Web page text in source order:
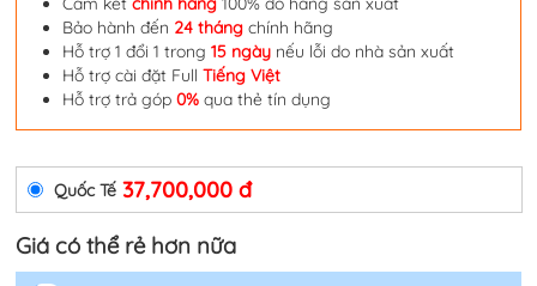
Bảo hành đến 24 tháng chính hãng
Hỗ trợ 1 đổi 1 trong15 ngày nếu lỗi do nhà sản xuất
Hỗ trợ cài đặt FullTiếng Việt
Hỗ trợ trả góp0% qua thẻ tín dụng
Quốc Tế 37,700,000 đ
Giá có thể rẻ hơn nữa